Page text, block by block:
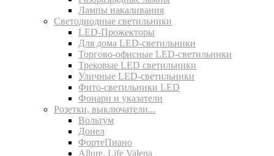
Лампы накаливания
Светодиодные светильники
LED-Прожекторы
Для дома LED-светильники
Торгово-офисные LED-светильники
Трековые LED светильники
Уличные LED-светильники
Фито-светильники LED
Фонари и указатели
Розетки, выключатели...
Вольтум
Донел
ФортеПиано
Allure, Life Valena